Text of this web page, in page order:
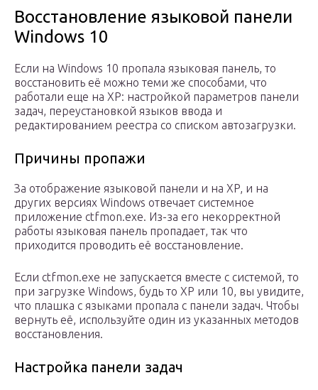
Восстановление языковой панели
Windows 10
Если на Windows 10 пропала языковая панель, то
восстановить её можно теми же способами, что
работали еще на XP: настройкой параметров панели
задач, переустановкой языков ввода и
редактированием реестра со списком автозагрузки.
Причины пропажи
За отображение языковой панели и на XP, и на
других версиях Windows отвечает системное
приложение ctfmon.exe. Из-за его некорректной
работы языковая панель пропадает, так что
приходится проводить её восстановление.
Если ctfmon.exe не запускается вместе с системой, то
при загрузке Windows, будь то XP или 10, вы увидите,
что плашка с языками пропала с панели задач. Чтобы
вернуть её, используйте один из указанных методов
восстановления.
Настройка панели задач